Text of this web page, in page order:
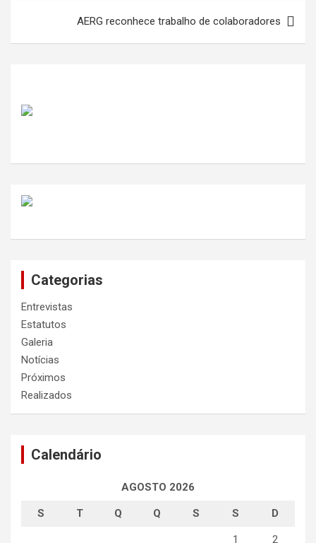
AERG reconhece trabalho de colaboradores
Categorias
Entrevistas
Estatutos
Galeria
Notícias
Próximos
Realizados
Calendário
AGOSTO 2026
S T Q Q S S D
1 2